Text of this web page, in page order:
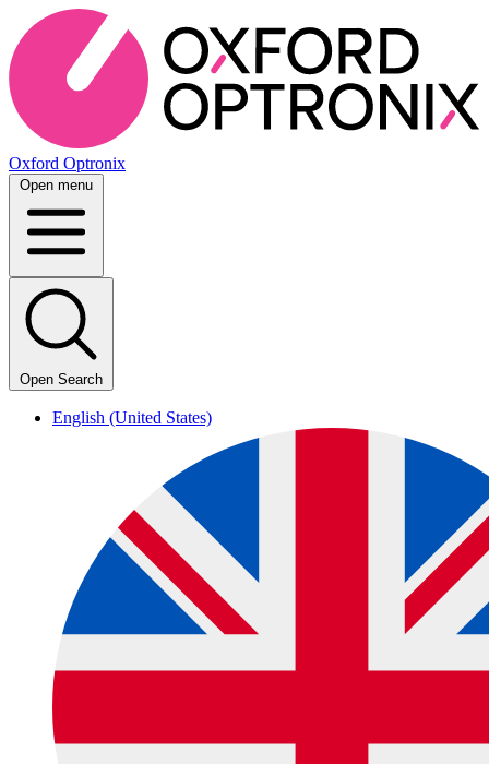
Oxford Optronix
Open menu
Open Search
English (United States)